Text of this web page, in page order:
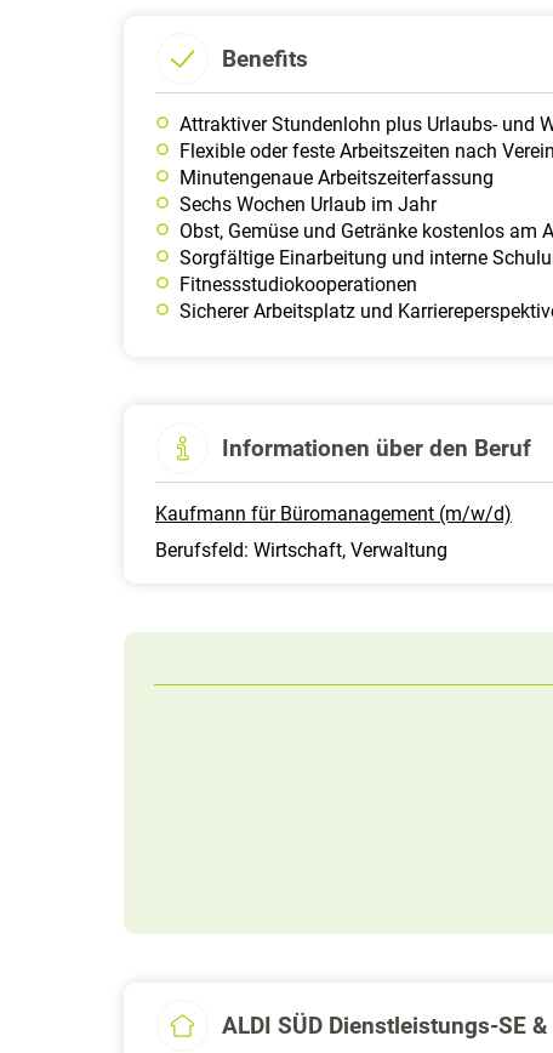
Benefits
Attraktiver Stundenlohn plus Urlaubs- und
Flexible oder feste Arbeitszeiten nach
Minutengenaue Arbeitszeiterfassung
Sechs Wochen Urlaub im Jahr
Obst, Gemüse und Getränke kostenlos am
Sorgfältige Einarbeitung und interne
Fitnessstudiokooperationen
Sicherer Arbeitsplatz und
Informationen über den Beruf
Kaufmann für Büromanagement (m/w/d)
Berufsfeld: Wirtschaft, Verwaltung
ALDI SÜD Dienstleistungs-SE &